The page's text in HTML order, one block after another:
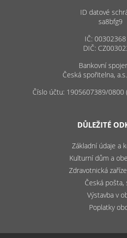
ID datové
sa8bfg9
IČ:
DIČ:
Bankovní
Česká spořitelna,
Číslo účtu: 1905607389/0800
DŮLEŽITÉ
Základní údaje a
Kulturní dům a
Zdravotnická
Česká pošta,
Výstavba v
Poplatky